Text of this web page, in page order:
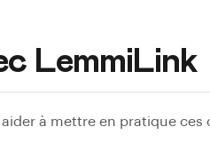
LemmiLink
à mettre en pratique ces